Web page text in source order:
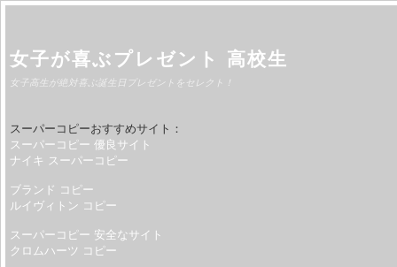
女子が喜ぶプレゼント 高校生
女子高生が絶対喜ぶ誕生日プレゼントをセレクト！
スーパーコピーおすすめサイト：
スーパーコピー 優良サイト
ナイキ スーパーコピー
ブランド コピー
ルイヴィトン コピー
スーパーコピー 安全なサイト
クロムハーツ コピー